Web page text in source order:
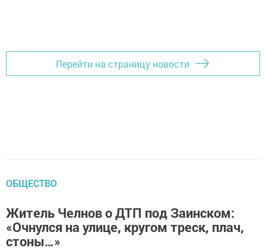
Перейти на страницу новости
ОБЩЕСТВО
Житель Челнов о ДТП под Заинском:
«Очнулся на улице, кругом треск, плач,
стоны…»